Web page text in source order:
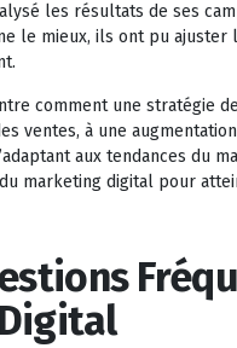
les résultats de ses
le mieux, ils ont pu
comment une stratégie
ventes, à une
aux tendances du
marketing digital pour